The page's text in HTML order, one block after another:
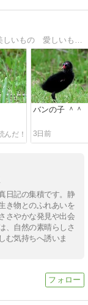
一眼デジカメで撮影した野鳥を紹介します美しいもの 愛しいもの を展示していきます。
バンの子 ＾＾
3日前
日記の集積です。静
き物とのふれあいを
さやかな発見や出会
、自然の素晴らしさ
む気持ちへ誘いま